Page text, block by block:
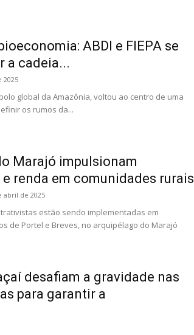
ABDI e FIEPA se
a cadeia...
2025
global da Amazônia, voltou ao centro de uma
os rumos da...
Marajó impulsionam
renda em comunidades rurais
abril de 2025
estão sendo implementadas em
de Portel e Breves, no arquipélago do Marajó
desafiam a gravidade nas
para garantir a